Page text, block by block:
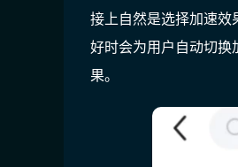
接上自然是选择加速效
好时会为用户自动切换
果。